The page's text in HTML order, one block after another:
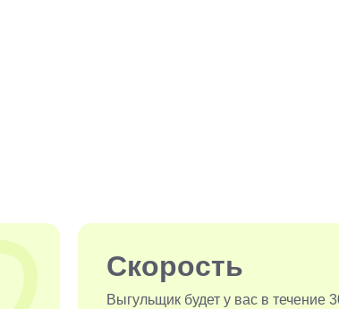
Скорость
Выгульщик будет у вас в течение